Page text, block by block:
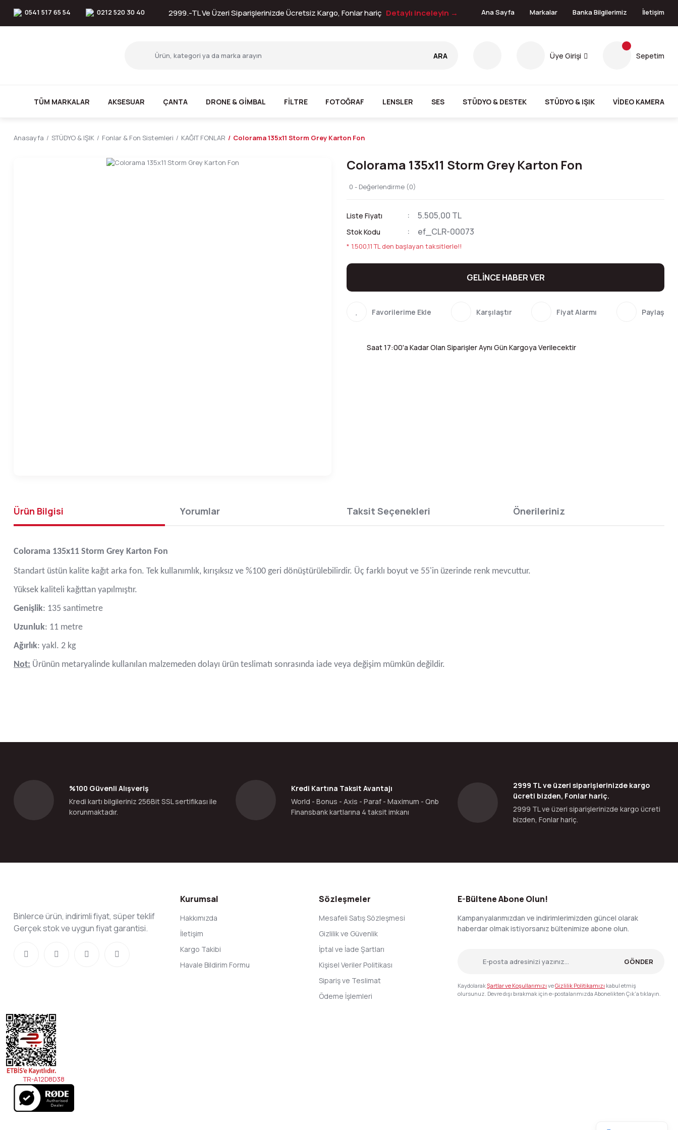
0541 517 65 54 0212 520 30 40 2999.-TL Ve Üzeri Siparişlerinizde Ücretsiz Kargo, Fonlar hariç Detaylı inceleyin → Ana Sayfa Markalar Banka Bilgilerimiz İletişim
ARA Üye Girişi Sepetim
TÜM MARKALAR AKSESUAR ÇANTA DRONE & GİMBAL FİLTRE FOTOĞRAF LENSLER SES STÜDYO & DESTEK STÜDYO & IŞIK VİDEO KAMERA
Anasayfa STÜDYO & IŞIK Fonlar & Fon Sistemleri KAĞIT FONLAR Colorama 135x11 Storm Grey Karton Fon
Colorama 135x11 Storm Grey Karton Fon
0 - Değerlendirme (0)
Liste Fiyatı 5.505,00 TL
Stok Kodu ef_CLR-00073
* 1.500,11 TL den başlayan taksitlerle!!
GELİNCE HABER VER
Karşılaştır Fiyat Alarmı Paylaş
Saat 17:00'a Kadar Olan Siparişler Aynı Gün Kargoya Verilecektir
Ürün Bilgisi Yorumlar Taksit Seçenekleri Önerileriniz
Colorama 135x11 Storm Grey Karton Fon
Standart üstün kalite kağıt arka fon. Tek kullanımlık, kırışıksız ve %100 geri dönüştürülebilirdir. Üç farklı boyut ve 55'in üzerinde renk mevcuttur.
Yüksek kaliteli kağıttan yapılmıştır.
Genişlik: 135 santimetre
Uzunluk: 11 metre
Ağırlık: yakl. 2 kg
Not: Ürünün metaryalinde kullanılan malzemeden dolayı ürün teslimatı sonrasında iade veya değişim mümkün değildir.
Ürün fiyatı diğer sitelerden daha pahalı.
Bu ürüne benzer farklı alternatifler olmalı.
%100 Güvenli Alışveriş
Kredi kartı bilgileriniz 256Bit SSL sertifikası ile
korunmaktadır.
Kredi Kartına Taksit Avantajı
World - Bonus - Axis - Paraf - Maximum - Qnb
Finansbank kartlarına 4 taksit imkanı
2999 TL ve üzeri siparişlerinizde kargo
ücreti bizden, Fonlar hariç.
2999 TL ve üzeri siparişlerinizde kargo ücreti
bizden, Fonlar hariç.
Binlerce ürün, indirimli fiyat, süper teklif
Gerçek stok ve uygun fiyat garantisi.
Kurumsal
Hakkımızda
İletişim
Kargo Takibi
Havale Bildirim Formu
Sözleşmeler
Mesafeli Satış Sözleşmesi
Gizlilik ve Güvenlik
İptal ve İade Şartları
Kişisel Veriler Politikası
Sipariş ve Teslimat
Ödeme İşlemleri
E-Bültene Abone Olun!
Kampanyalarımızdan ve indirimlerimizden güncel olarak
haberdar olmak istiyorsanız bültenimize abone olun.
GÖNDER
KaydolarakŞartlar ve Koşullarımızı veGizlilik Politikamızı kabul etmiş
olursunuz. Devre dışı bırakmak için e-postalarımızda Abonelikten Çık'a tıklayın.
TR-A12D8D38